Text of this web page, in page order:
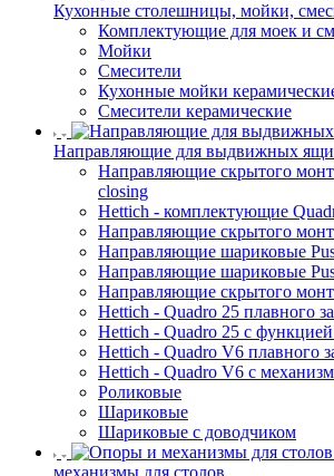
Кухонные столешницы, мойки,
Комплектующие для моек и
Мойки
Смесители
Кухонные мойки
Смесители керамические
Направляющие для выдвижных
Направляющие скрытого
closing
Hettich - комплектующие
Направляющие скрытого
Направляющие шариковые
Направляющие шариковые
Направляющие скрытого
Hettich - Quadro 25 плавного
Hettich - Quadro 25 с
Hettich - Quadro V6 плавного
Hettich - Quadro V6 с
Роликовые
Шариковые
Шариковые с доводчиком
механизмы для столов